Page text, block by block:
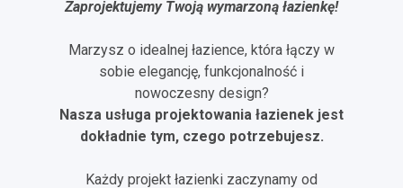
Zaprojektujemy Twoją wymarzoną łazienkę!
Marzysz o idealnej łazience, która łączy w
sobie elegancję, funkcjonalność i
nowoczesny design?
Nasza usługa projektowania łazienek jest
dokładnie tym, czego potrzebujesz.
Każdy projekt łazienki zaczynamy od